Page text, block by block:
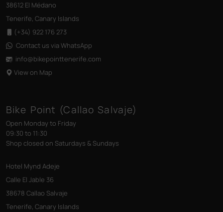
38612 El Médano
Tenerife, Canary Islands
(+34) 922 176 273
Contact us via WhatsApp
info@bikepointtenerife.com
View on Map
Bike Point (Callao Salvaje)
Open Monday to Friday
09:30 to 11:30
Shop closed on Saturdays & Sundays
Hotel Mynd Adeje
Calle El Jable 36
38678 Callao Salvaje
Tenerife, Canary Islands